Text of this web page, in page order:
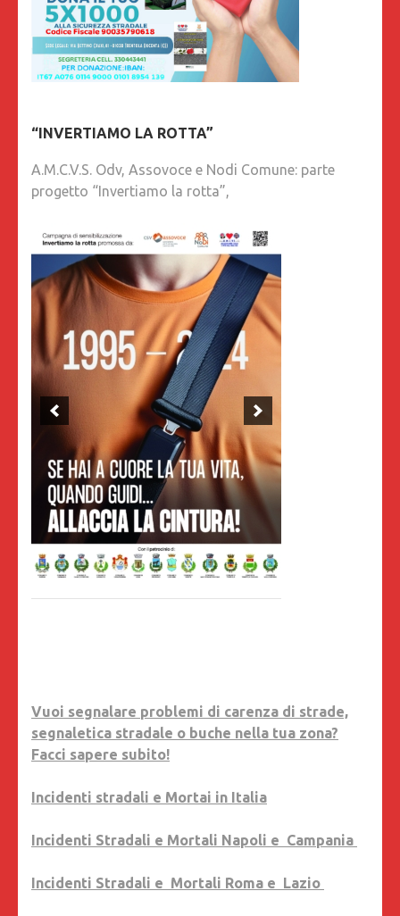
“INVERTIAMO LA ROTTA”
A.M.C.V.S. Odv, Assovoce e Nodi Comune: parte
progetto “Invertiamo la rotta”,
Vuoi segnalare problemi di carenza di strade,
segnaletica stradale o buche nella tua zona?
Facci sapere subito!
Incidenti stradali e Mortai in Italia
Incidenti Stradali e Mortali Napoli e Campania
Incidenti Stradali e Mortali Roma e Lazio